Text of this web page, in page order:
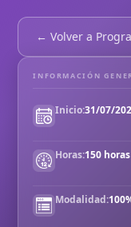
← Volver a
INFORMACIÓN
Inicio:31/07/
Horas:150 horas
Modalidad: